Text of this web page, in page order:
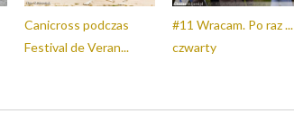
Canicross podczas
Festival de Veran...
#11 Wracam. Po raz ...
czwarty